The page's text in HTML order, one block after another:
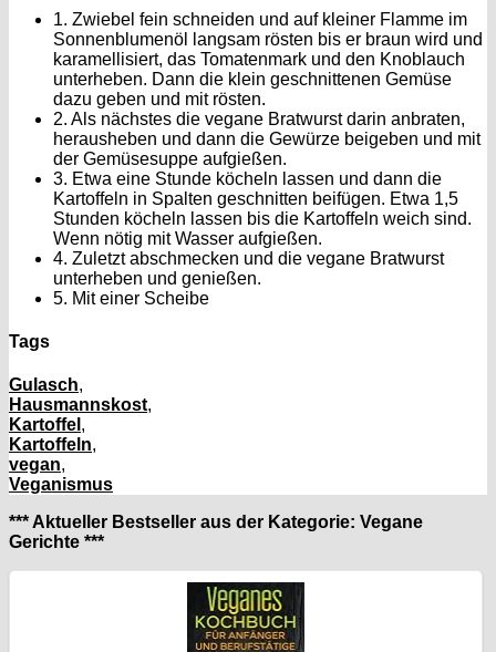
1. Zwiebel fein schneiden und auf kleiner Flamme im
Sonnenblumenöl langsam rösten bis er braun wird und
karamellisiert, das Tomatenmark und den Knoblauch
unterheben. Dann die klein geschnittenen Gemüse
dazu geben und mit rösten.
2. Als nächstes die vegane Bratwurst darin anbraten,
herausheben und dann die Gewürze beigeben und mit
der Gemüsesuppe aufgießen.
3. Etwa eine Stunde köcheln lassen und dann die
Kartoffeln in Spalten geschnitten beifügen. Etwa 1,5
Stunden köcheln lassen bis die Kartoffeln weich sind.
Wenn nötig mit Wasser aufgießen.
4. Zuletzt abschmecken und die vegane Bratwurst
unterheben und genießen.
5. Mit einer Scheibe
Tags
Gulasch,
Hausmannskost,
Kartoffel ,
Kartoffeln,
vegan,
Veganismus
*** Aktueller Bestseller aus der Kategorie: Vegane
Gerichte ***